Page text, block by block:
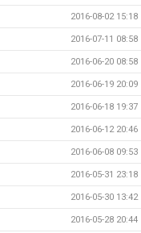
2016-08-02 15:18
2016-07-11 08:58
2016-06-20 08:58
2016-06-19 20:09
2016-06-18 19:37
2016-06-12 20:46
2016-06-08 09:53
2016-05-31 23:18
2016-05-30 13:42
2016-05-28 20:44